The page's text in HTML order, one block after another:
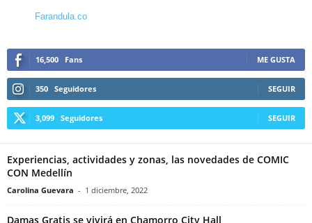
Farandula.co
16,500 Fans ME GUSTA
350 Seguidores SEGUIR
3,099 Seguidores SEGUIR
Experiencias, actividades y zonas, las novedades de COMIC
CON Medellín
Carolina Guevara - 1 diciembre, 2022
Damas Gratis se vivirá en Chamorro City Hall